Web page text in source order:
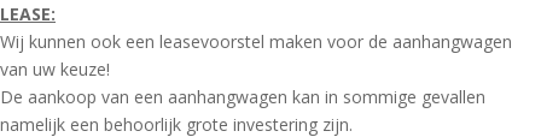
LEASE:
Wij kunnen ook een leasevoorstel maken voor de aanhangwagen
van uw keuze!
De aankoop van een aanhangwagen kan in sommige gevallen
namelijk een behoorlijk grote investering zijn.